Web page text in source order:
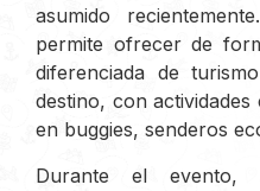
asumido
permite ofrecer de
diferenciada de
destino, con
en buggies, senderos
Durante el evento,